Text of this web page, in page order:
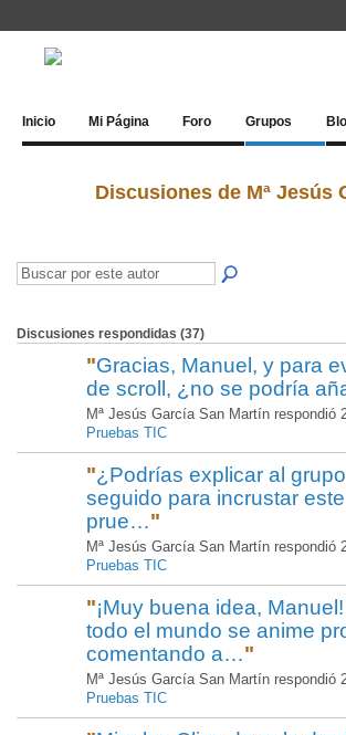
Inicio Mi Página Foro Grupos
Discusiones de Mª Jesús
Discusiones respondidas (37)
"Gracias, Manuel, y para
de scroll, ¿no se podría
Mª Jesús García San Martín respondió
Pruebas TIC
"¿Podrías explicar al
seguido para incrustar
prue…"
Mª Jesús García San Martín respondió
Pruebas TIC
"¡Muy buena idea,
todo el mundo se anime
comentando a…"
Mª Jesús García San Martín respondió
Pruebas TIC